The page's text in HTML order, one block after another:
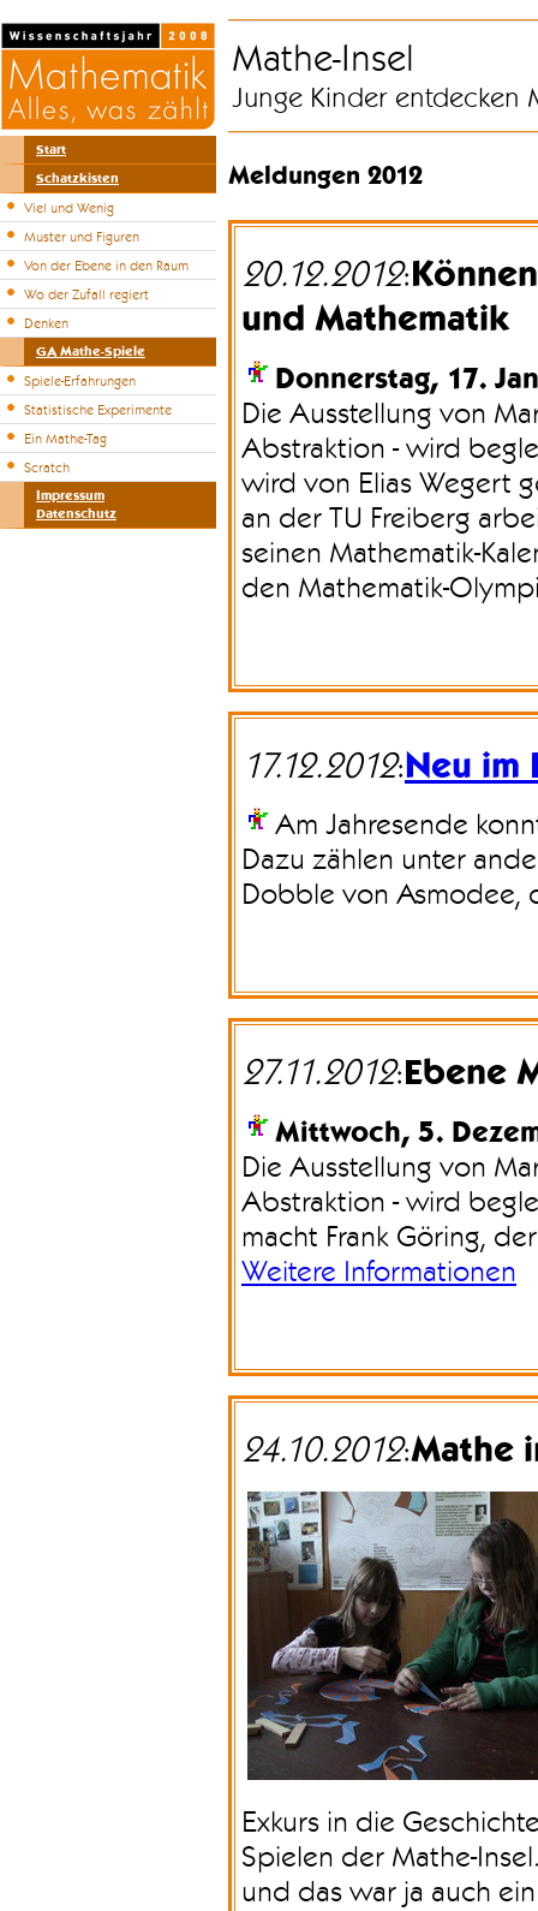
Start
Schatzkisten
Viel und Wenig
Muster und Figuren
Von der Ebene in den Raum
Wo der Zufall regiert
Denken
GA Mathe-Spiele
Spiele-Erfahrungen
Statistische Experimente
Ein Mathe-Tag
Scratch
Impressum
Datenschutz
Mathe-Insel
Junge Kinder entdecken
Meldungen 2012
20.12.2012:
und Mathematik
Donnerstag, 17.
Die Ausstellung von
Abstraktion - wird
wird von Elias Wegert
an der TU Freiberg
seinen Mathematik-
den Mathematik-
17.12.2012:Neu im
Am Jahresende
Dazu zählen unter
Dobble von Asmodee,
27.11.2012:Ebene
Mittwoch, 5.
Die Ausstellung von
Abstraktion - wird
macht Frank Göring,
Weitere Informationen
24.10.2012:Mathe
Exkurs in die
Spielen der Mathe-
und das war ja auch